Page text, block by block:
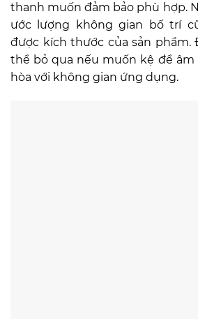
thanh muốn đảm bảo phù hợp.
ước lượng không gian bố trí
được kích thước của sản phẩm.
thể bỏ qua nếu muốn kệ để âm
hòa với không gian ứng dụng.